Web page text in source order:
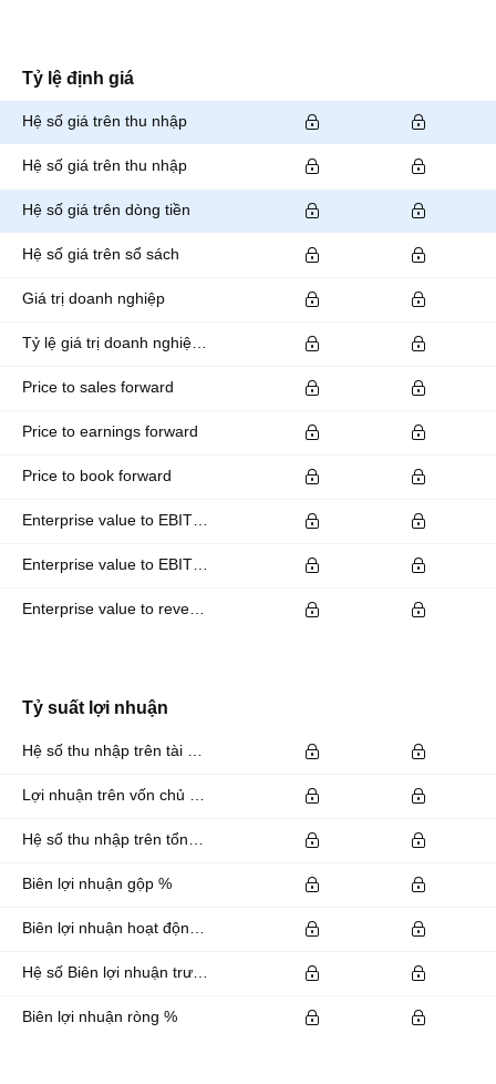
Tỷ lệ định giá
Hệ số giá trên thu nhập
Hệ số giá trên thu nhập
Hệ số giá trên dòng tiền
Hệ số giá trên sổ sách
Giá trị doanh nghiệp
Price to sales forward
Price to earnings forward
Price to book forward
Tỷ suất lợi nhuận
Biên lợi nhuận gộp %
Biên lợi nhuận ròng %